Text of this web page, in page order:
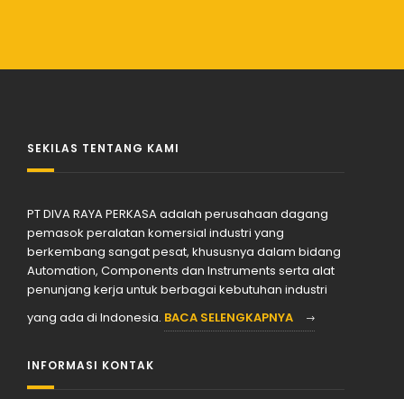
SEKILAS TENTANG KAMI
PT DIVA RAYA PERKASA adalah perusahaan dagang
pemasok peralatan komersial industri yang
berkembang sangat pesat, khususnya dalam bidang
Automation, Components dan Instruments serta alat
penunjang kerja untuk berbagai kebutuhan industri
yang ada di Indonesia. BACA SELENGKAPNYA
INFORMASI KONTAK